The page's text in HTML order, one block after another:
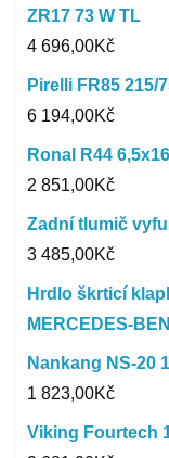
ZR17 73 W TL
4 696,00Kč
Pirelli FR85 215/
6 194,00Kč
Ronal R44
2 851,00Kč
Zadní tlumič
3 485,00Kč
Hrdlo škrticí
MERCEDES-
Nankang NS-20
1 823,00Kč
Viking Fourtech